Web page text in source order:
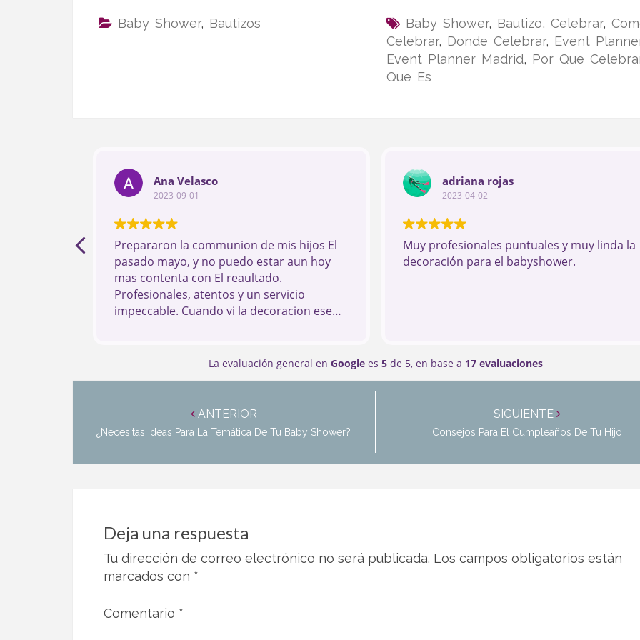
Baby Shower, Bautizos Baby Shower, Bautizo, Celebrar,
Celebrar, Donde Celebrar, Event
Event Planner Madrid, Por Que
Que Es
Ana Velasco
2023-09-01
Prepararon la communion de mis hijos El
pasado mayo, y no puedo estar aun hoy
mas contenta con El reaultado.
Profesionales, atentos y un servicio
impeccable. Cuando vi la decoracion ese
adriana rojas
2023-04-02
Muy profesionales puntuales y muy linda la
decoración para el babyshower.
La evaluación general en Googlees 5de 5, en base a 17 evaluaciones
entradas
ANTERIOR
¿Necesitas Ideas Para La Temática De Tu Baby Shower?
SIGUIENTE
Consejos Para El Cumpleaños De Tu Hijo
Deja una respuesta
Tu dirección de correo electrónico no será publicada. Los campos obligatorios están
marcados con *
Comentario *